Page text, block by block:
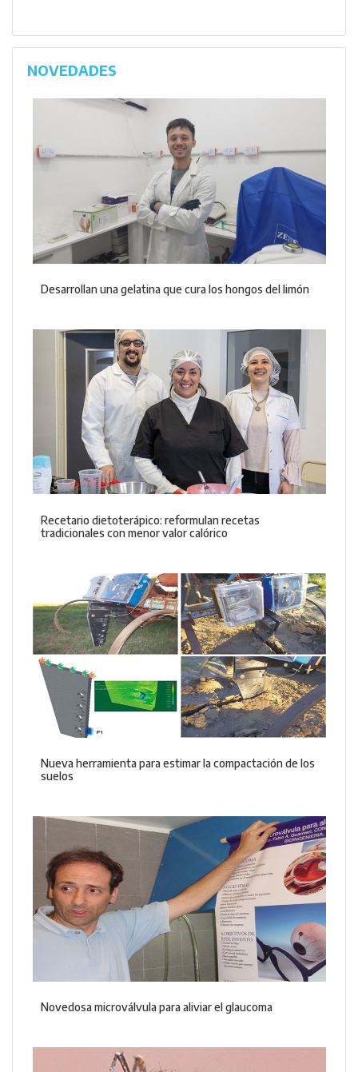
NOVEDADES
Desarrollan una gelatina que cura los hongos del limón
Recetario dietoterápico: reformulan recetas
tradicionales con menor valor calórico
Nueva herramienta para estimar la compactación de los
suelos
Novedosa microválvula para aliviar el glaucoma